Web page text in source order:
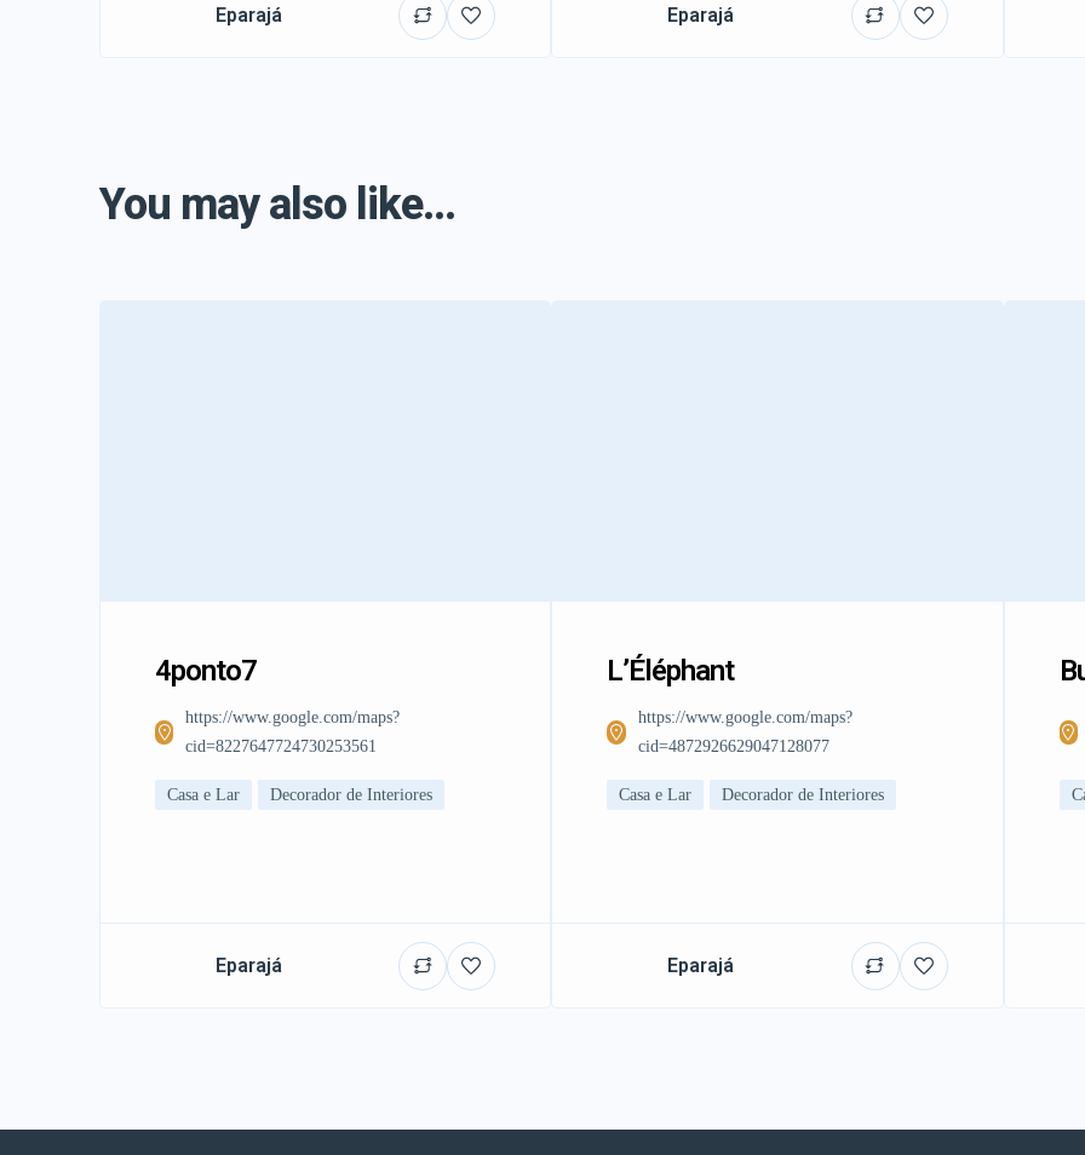
Eparajá Eparajá
You may also like...
4ponto7
https://www.google.com/maps?
cid=8227647724730253561
Casa e Lar Decorador de Interiores
Eparajá
L’Éléphant
https://www.google.com/maps?
cid=4872926629047128077
Casa e Lar Decorador de Interiores
Eparajá